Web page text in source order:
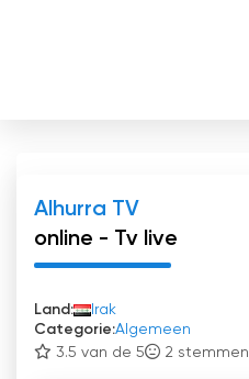
Alhurra TV
online - Tv live
Land:
Irak
Categorie:Algemeen
3.5 van de 5
2 stemmen